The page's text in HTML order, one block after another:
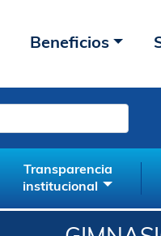
Beneficios
Transparencia
institucional